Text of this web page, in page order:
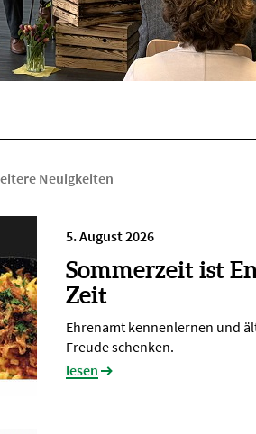
Neuigkeiten
5. August 2026
Sommerzeit ist
Zeit
Ehrenamt kennenlernen und
Freude schenken.
lesen